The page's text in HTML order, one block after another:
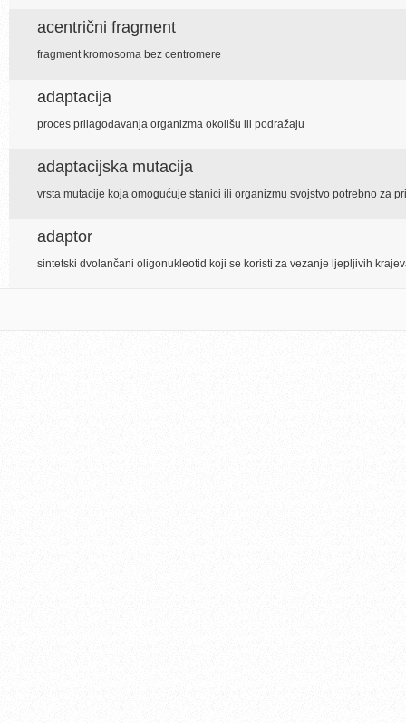
acentrični fragment
fragment kromosoma bez centromere
adaptacija
proces prilagođavanja organizma okolišu ili podražaju
adaptacijska mutacija
vrsta mutacije koja omogućuje stanici ili organizmu svojstvo potrebno za
adaptor
sintetski dvolančani oligonukleotid koji se koristi za vezanje ljepljivih